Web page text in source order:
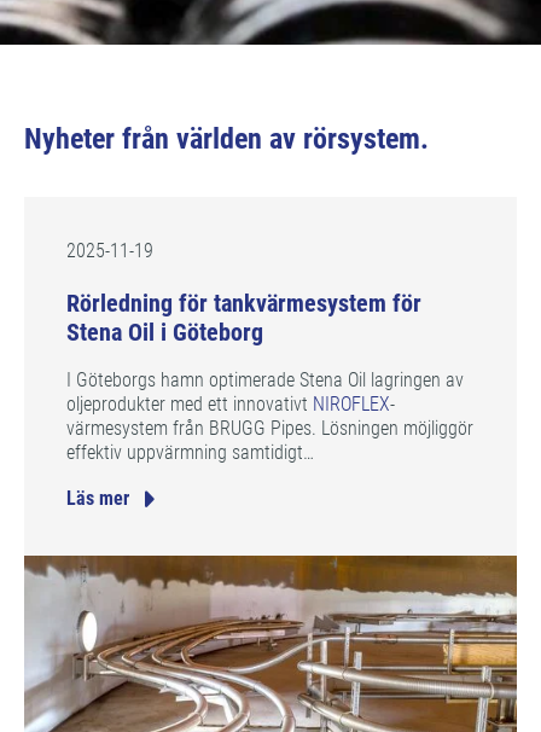
Nyheter från världen av rörsystem.
2025-11-19
Rörledning för tankvärmesystem för
Stena Oil i Göteborg
I Göteborgs hamn optimerade Stena Oil lagringen av
oljeprodukter med ett innovativt NIROFLEX-
värmesystem från BRUGG Pipes. Lösningen möjliggör
effektiv uppvärmning samtidigt…
Läs mer